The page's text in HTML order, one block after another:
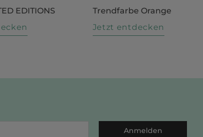
EDITIONS
Trendfarbe Orange
Jetzt entdecken
Anmelden